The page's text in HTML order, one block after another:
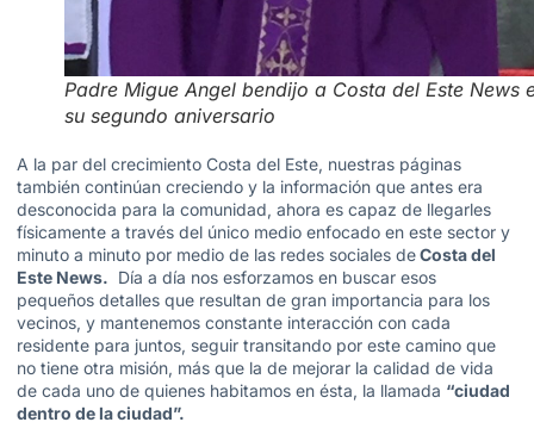
Padre Migue Angel bendijo a Costa del Este News
su segundo aniversario
A la par del crecimiento Costa del Este, nuestras páginas
también continúan creciendo y la información que antes era
desconocida para la comunidad, ahora es capaz de llegarles
físicamente a través del único medio enfocado en este sector y
minuto a minuto por medio de las redes sociales deCosta del
Este News. Día a día nos esforzamos en buscar esos
pequeños detalles que resultan de gran importancia para los
vecinos, y mantenemos constante interacción con cada
residente para juntos, seguir transitando por este camino que
no tiene otra misión, más que la de mejorar la calidad de vida
de cada uno de quienes habitamos en ésta, la llamada “ciudad
dentro de la ciudad”.